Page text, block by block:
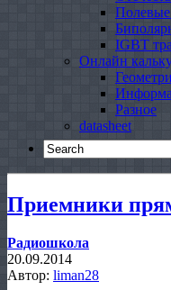
Полевые
IGBT
Онлайн
Разное
datasheet
Search
for:
Приемники
Радиошкола
20.09.2014
Автор: liman28